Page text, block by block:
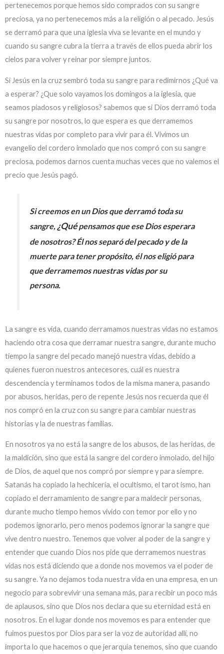
pertenecemos porque hemos sido comprados con su sangre
preciosa, ya no pertenecemos más a la religión o al pecado. Jesús
se derramó para que una iglesia viva se levante en el mundo y
cuando su sangre cubra la tierra a través de ellos pueda abrir los
cielos para volver y reinar por siempre juntos.
Si Jesús en la cruz sembró toda su sangre para redimirnos ¿Qué va
a esperar? ¿Que solo vayamos los domingos a la iglesia, que
seamos piadosos y religiosos? sabemos que si Dios derramó toda
su sangre por nosotros, lo que espera es que derramemos
nuestras vidas por completo para vivir para él. Vivimos un
evangelio del cordero inmolado que nos compró con su sangre
preciosa, podemos darnos cuenta muchas veces que no valemos el
precio que Jesús pagó.
Si creemos en un Dios que derramó toda su
sangre, ¿Quépensamos que ese Dios esperara
de nosotros? Él nos separó del pecado y de la
muerte para tener propósito, él nos eligió para
que derramemos nuestras vidas por su
persona.
La sangre es vida, cuando derramamos nuestras vidas no estamos
haciendo otra cosa que derramar nuestra sangre, durante mucho
tiempo la sangre del pecado manejó nuestra vidas, debido a
quienes fueron nuestros antecesores, cuál es nuestra
descendencia y terminamos todos de la misma manera, pasando
por abusos, heridas, pero de repente Jesús nos recuerda que él
nos compró en la cruz con su sangre para cambiar nuestras
historias y la de nuestras familias.
En nosotros ya no está la sangre de los abusos, de las heridas, de
la maldición, sino que está la sangre del cordero inmolado, del hijo
de Dios, de aquel que nos compró por siempre y para siempre.
Satanás ha copiado la hechicería, el ocultismo, el tarot ismo, han
copiado el derramamiento de sangre para maldecir personas,
durante mucho tiempo hemos vivido con temor por ello y no
podemos ignorarlo, pero menos podemos ignorar la sangre que
vive dentro nuestro. Tenemos que volver al poder de la sangre y
entender que cuando Dios nos pide que derramemos nuestras
vidas nos está diciendo que a donde nos movemos va el poder de
su sangre. Ya no dejamos toda nuestra vida en una empresa, en un
negocio para sobrevivir una semana más, para recibir un poco más
de aplausos, sino que Dios nos declara que su eternidad está en
nosotros. En el lugar donde nos movemos es para entender que
fuimos puestos por Dios para ser la voz de autoridad allí, no
importa lo que hacemos o que jerarquía tenemos, sino que cuando